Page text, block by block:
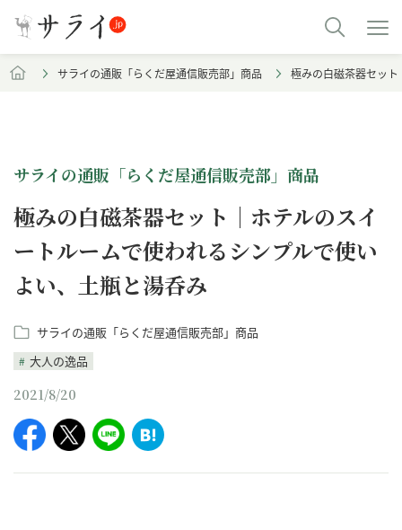
サライの通販「らくだ屋通信販売部」商品 極みの白磁茶器セッ
サライの通販「らくだ屋通信販売部」商品
極みの白磁茶器セット｜ホテルのスイ
ートルームで使われるシンプルで使い
よい、土瓶と湯呑み
サライの通販「らくだ屋通信販売部」商品
大人の逸品
2021/8/20